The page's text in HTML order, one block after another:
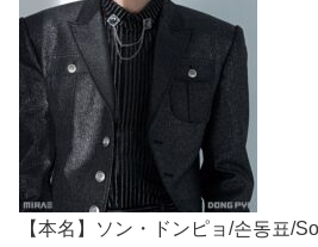
【本名】ソン・ドンピョ/손동표/